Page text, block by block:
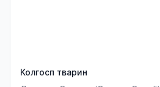
Колгосп тварин